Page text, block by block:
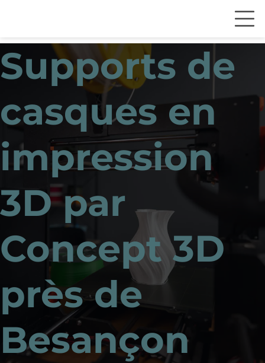
Supports de
casques en
impression
3D par
Concept 3D
près de
Besançon